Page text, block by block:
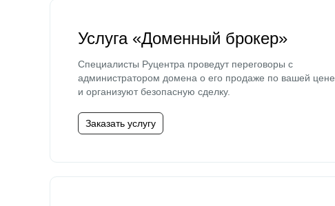
Услуга «Доменный брокер»
Специалисты Руцентра проведут переговоры с
администратором домена о его продаже по вашей цене
и организуют безопасную сделку.
Заказать услугу